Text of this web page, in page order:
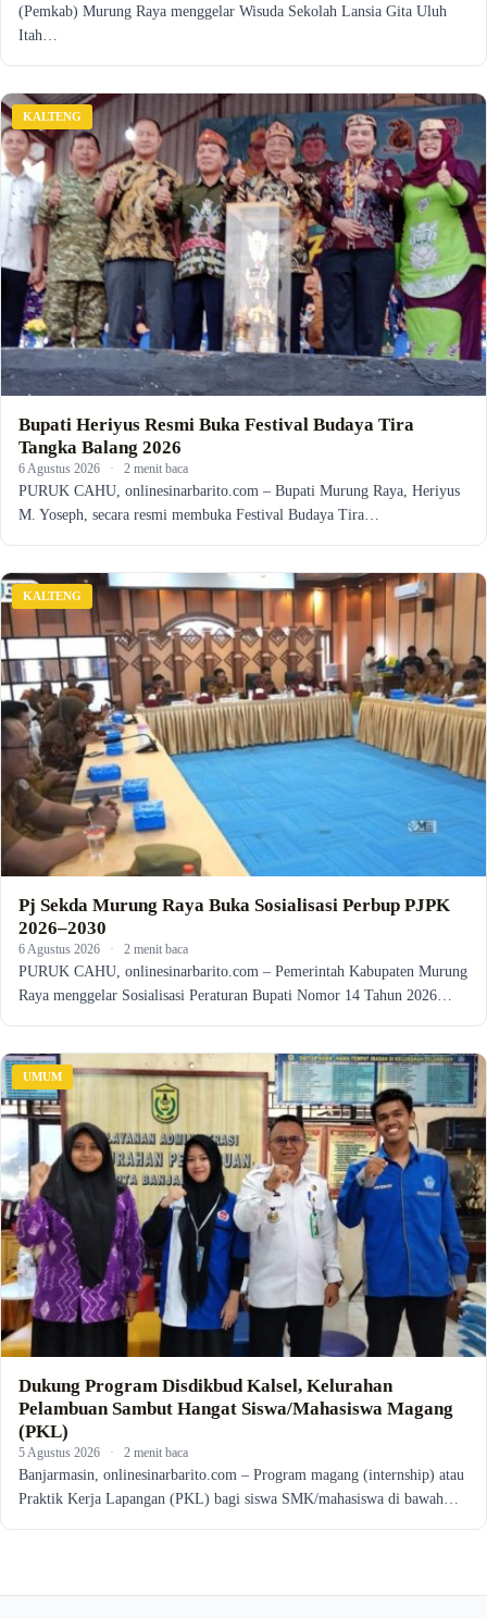
(Pemkab) Murung Raya menggelar Wisuda Sekolah Lansia Gita Uluh
Itah…
KALTENG
Bupati Heriyus Resmi Buka Festival Budaya Tira
Tangka Balang 2026
6 Agustus 2026 · 2 menit baca
PURUK CAHU, onlinesinarbarito.com – Bupati Murung Raya, Heriyus
M. Yoseph, secara resmi membuka Festival Budaya Tira…
KALTENG
Pj Sekda Murung Raya Buka Sosialisasi Perbup PJPK
2026–2030
6 Agustus 2026 · 2 menit baca
PURUK CAHU, onlinesinarbarito.com – Pemerintah Kabupaten Murung
Raya menggelar Sosialisasi Peraturan Bupati Nomor 14 Tahun 2026…
UMUM
Dukung Program Disdikbud Kalsel, Kelurahan
Pelambuan Sambut Hangat Siswa/Mahasiswa Magang
(PKL)
5 Agustus 2026 · 2 menit baca
Banjarmasin, onlinesinarbarito.com – Program magang (internship) atau
Praktik Kerja Lapangan (PKL) bagi siswa SMK/mahasiswa di bawah…